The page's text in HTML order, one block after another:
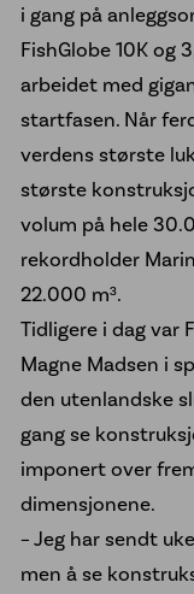
i gang på
FishGlobe 10K og
arbeidet med
startfasen. Når
verdens største
største
volum på hele
rekordholder
22.000 m³.
Tidligere i dag var
Magne Madsen i
den utenlandske
gang se
imponert over
dimensjonene.
– Jeg har sendt
men å se